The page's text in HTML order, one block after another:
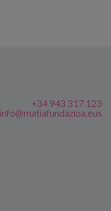
+34 943 317 123
info@matiafundazioa.eus